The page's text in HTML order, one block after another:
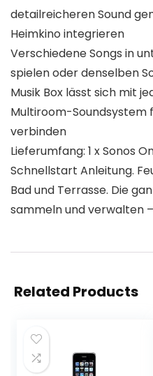
detailreicheren Sound
Heimkino integrieren
Verschiedene Songs in
spielen oder denselben
Musik Box lässt sich mit
Multiroom-Soundsystem
verbinden
Lieferumfang: 1 x Sonos
Schnellstart Anleitung.
Bad und Terrasse. Die
sammeln und verwalten
Related Products